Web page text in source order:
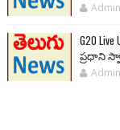
Admin
G20
ప్రధాని
Admin